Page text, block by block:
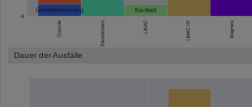
Dauer der Ausfälle